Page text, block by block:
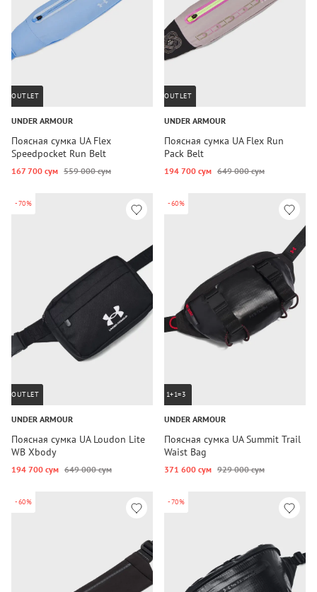
OUTLET
UNDER ARMOUR
Поясная сумка UA Flex
Speedpocket Run Belt
167 700 сум 559 000 сум
OUTLET
UNDER ARMOUR
Поясная сумка UA Flex Run
Pack Belt
194 700 сум 649 000 сум
-70%
OUTLET
UNDER ARMOUR
Поясная сумка UA Loudon Lite
WB Xbody
194 700 сум 649 000 сум
-60%
1+1=3
UNDER ARMOUR
Поясная сумка UA Summit Trail
Waist Bag
371 600 сум 929 000 сум
-60% -70%